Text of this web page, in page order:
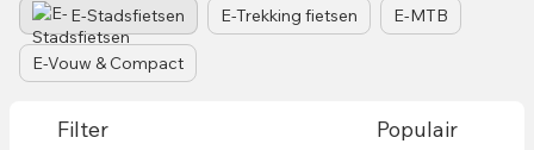
E-Stadsfietsen E-Trekking fietsen E-MTB
E-Vouw & Compact
Filter Populair